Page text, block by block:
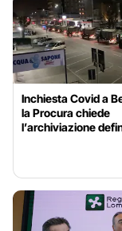
Inchiesta Covid a
la Procura chiede
l’archiviazione